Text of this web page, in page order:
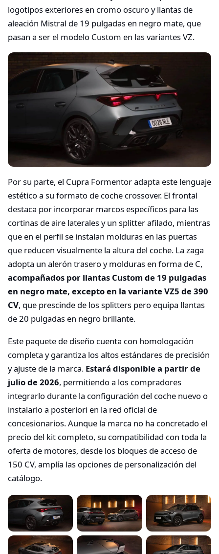
logotipos exteriores en cromo oscuro y llantas de
aleación Mistral de 19 pulgadas en negro mate, que
pasan a ser el modelo Custom en las variantes VZ.
Por su parte, el Cupra Formentor adapta este lenguaje
estético a su formato de coche crossover. El frontal
destaca por incorporar marcos específicos para las
cortinas de aire laterales y un splitter afilado, mientras
que en el perfil se instalan molduras en las puertas
que reducen visualmente la altura del coche. La zaga
adopta un alerón trasero y molduras en forma de C,
acompañados por llantas Custom de 19 pulgadas
en negro mate, excepto en la variante VZ5 de 390
CV, que prescinde de los splitters pero equipa llantas
de 20 pulgadas en negro brillante.
Este paquete de diseño cuenta con homologación
completa y garantiza los altos estándares de precisión
y ajuste de la marca. Estará disponible a partir de
julio de 2026, permitiendo a los compradores
integrarlo durante la configuración del coche nuevo o
instalarlo a posteriori en la red oficial de
concesionarios. Aunque la marca no ha concretado el
precio del kit completo, su compatibilidad con toda la
oferta de motores, desde los bloques de acceso de
150 CV, amplía las opciones de personalización del
catálogo.